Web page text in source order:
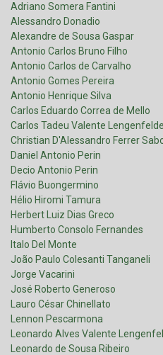
Adriano Somera Fantini
Alessandro Donadio
Alexandre de Sousa Gaspar
Antonio Carlos Bruno Filho
Antonio Carlos de Carvalho
Antonio Gomes Pereira
Antonio Henrique Silva
Carlos Eduardo Correa de Mello
Carlos Tadeu Valente
Christian D'Alessandro Ferrer
Daniel Antonio Perin
Decio Antonio Perin
Flávio Buongermino
Hélio Hiromi Tamura
Herbert Luiz Dias Greco
Humberto Consolo Fernandes
Italo Del Monte
João Paulo Colesanti Tanganeli
Jorge Vacarini
José Roberto Generoso
Lauro César Chinellato
Lennon Pescarmona
Leonardo Alves Valente
Leonardo de Sousa Ribeiro